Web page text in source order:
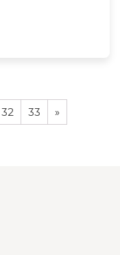
32 33 »